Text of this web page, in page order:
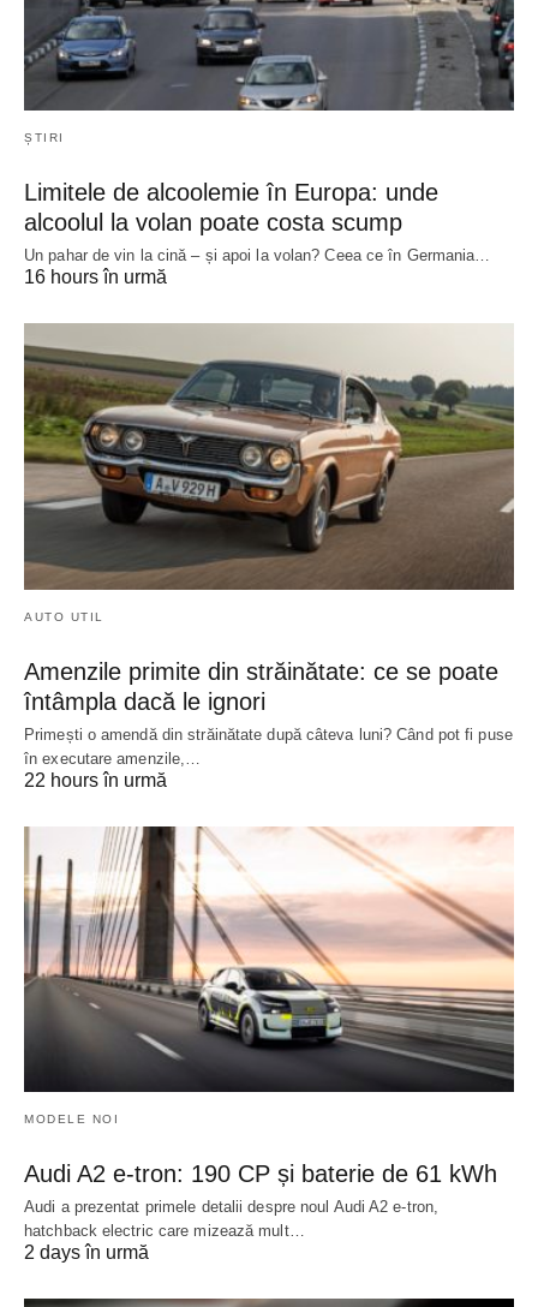
ȘTIRI
Limitele de alcoolemie în Europa: unde
alcoolul la volan poate costa scump
Un pahar de vin la cină – și apoi la volan? Ceea ce în Germania…
16 hours în urmă
AUTO UTIL
Amenzile primite din străinătate: ce se poate
întâmpla dacă le ignori
Primești o amendă din străinătate după câteva luni? Când pot fi puse
în executare amenzile,…
22 hours în urmă
MODELE NOI
Audi A2 e-tron: 190 CP și baterie de 61 kWh
Audi a prezentat primele detalii despre noul Audi A2 e-tron,
hatchback electric care mizează mult…
2 days în urmă